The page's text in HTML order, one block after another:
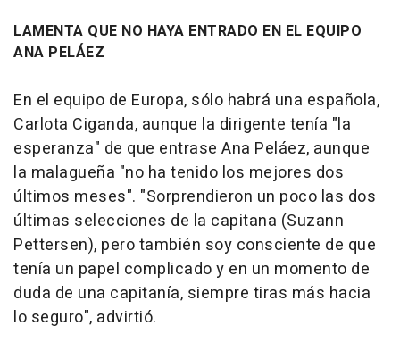
LAMENTA QUE NO HAYA ENTRADO EN EL EQUIPO
ANA PELÁEZ
En el equipo de Europa, sólo habrá una española,
Carlota Ciganda, aunque la dirigente tenía "la
esperanza" de que entrase Ana Peláez, aunque
la malagueña "no ha tenido los mejores dos
últimos meses". "Sorprendieron un poco las dos
últimas selecciones de la capitana (Suzann
Pettersen), pero también soy consciente de que
tenía un papel complicado y en un momento de
duda de una capitanía, siempre tiras más hacia
lo seguro", advirtió.